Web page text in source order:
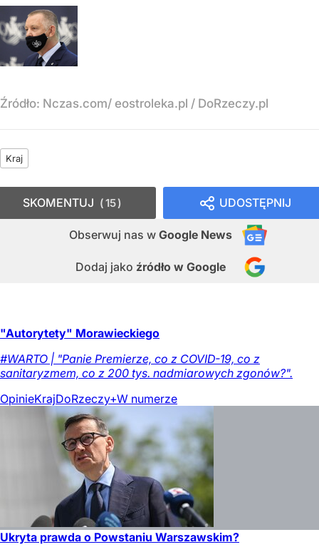
Źródło: Nczas.com/ eostroleka.pl / DoRzeczy.pl
Kraj
UDOSTĘPNIJ
Obserwuj nas w Google News
Dodaj jako źródło w Google
SKOMENTUJ 15
"Autorytety" Morawieckiego
#WARTO | "Panie Premierze, co z COVID-19, co z
sanitaryzmem, co z 200 tys. nadmiarowych zgonów?".
OpinieKrajDoRzeczy+W numerze
Ukryta prawda o Powstaniu Warszawskim?